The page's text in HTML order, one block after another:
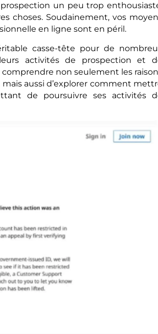
un peu trop
choses. Soudainement, vos
en ligne sont en péril.
casse-tête pour de
activités de prospection et
non seulement les
aussi d’explorer comment
de poursuivre ses activités